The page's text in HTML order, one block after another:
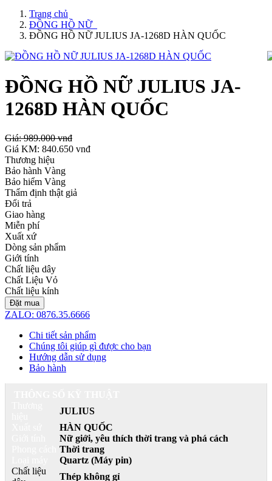
Trang chủ
ĐỒNG HỒ NỮ
ĐỒNG HỒ NỮ JULIUS JA-1268D HÀN QUỐC
ĐỒNG HỒ NỮ JULIUS JA-
1268D HÀN QUỐC
Giá:989.000 vnđ
Giá KM: 840.650 vnđ
Thương hiệu
Bảo hành Vàng
Bảo hiểm Vàng
Thẩm định thật giả
Đổi trả
Giao hàng
Miễn phí
Xuất xứ
Dòng sản phẩm
Giới tính
Chất liệu dây
Chất Liệu Vỏ
Chất liệu kính
Đặt mua
ZALO: 0876.35.6666
Chi tiết sản phẩm
Chúng tôi giúp gì được cho bạn
Hướng dẫn sử dụng
Bảo hành
JULIUS
HÀN QUỐC
Nữ giới, yêu thích thời trang và phá cách
Thời trang
Quartz (Máy pin)
Chất liệu
Thép không gỉ